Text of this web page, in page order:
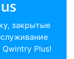
закрытые
Plus!